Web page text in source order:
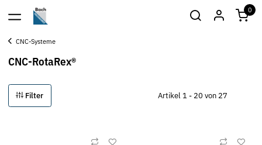
0
CNC-Systeme
CNC-RotaRex®
Filter Artikel 1 - 20 von 27